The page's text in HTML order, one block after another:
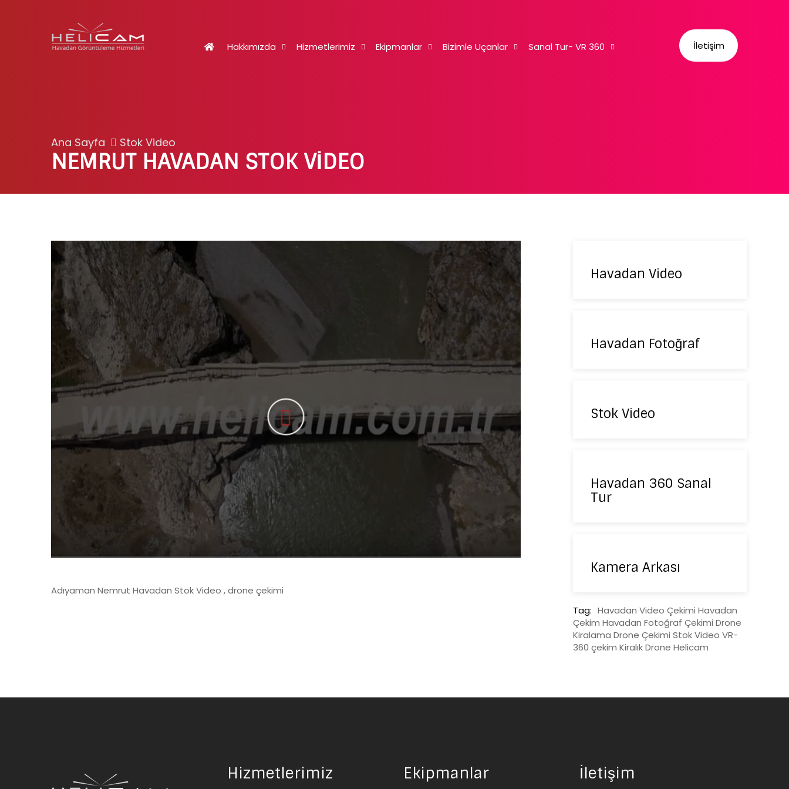
Hakkımızda Hizmetlerimiz Ekipmanlar Bizimle Uçanlar Sanal Tur- VR 360 İletişim
Ana Sayfa Stok Video
NEMRUT HAVADAN STOK VIDEO
Adıyaman Nemrut Havadan Stok Video , drone çekimi
Havadan Video
Havadan Fotoğraf
Stok Video
Havadan 360 Sanal
Tur
Kamera Arkası
Tag: Havadan Video Çekimi Havadan
Çekim Havadan Fotoğraf Çekimi Drone
Kiralama Drone Çekimi Stok Video VR-
360 çekim Kiralık Drone Helicam
Hizmetlerimiz Ekipmanlar İletişim